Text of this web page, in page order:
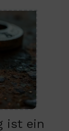
ist ein